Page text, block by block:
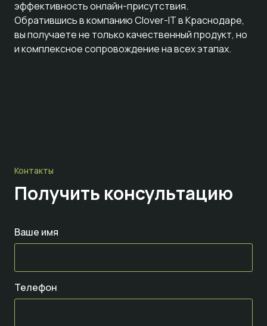
эффективность онлайн-присутствия.
Обратившись в компанию Clover-IT в Краснодаре,
вы получаете не только качественный продукт, но
и комплексное сопровождение на всех этапах.
Контакты
Получить консультацию
Ваше имя
Телефон